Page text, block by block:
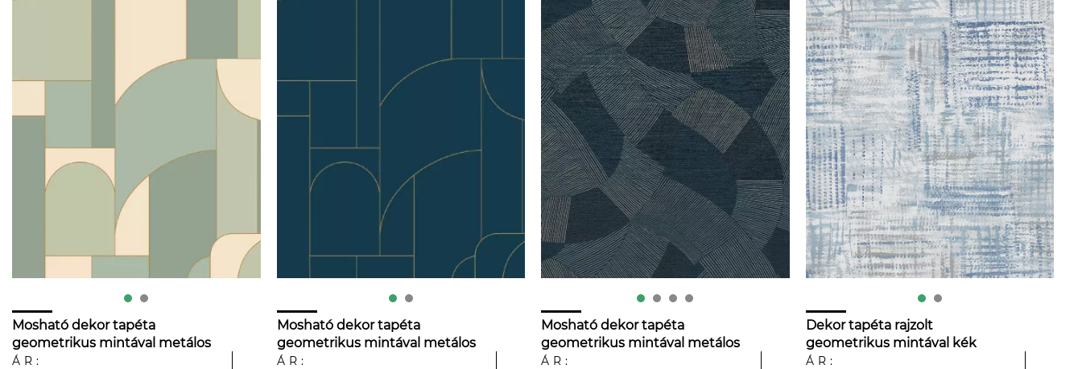
Mosható dekor tapéta
geometrikus mintával metálos
arany és világoskék színben
ÁR:
Mosható dekor tapéta
geometrikus mintával metálos
arany és sötétkék színben
ÁR:
Mosható dekor tapéta
geometrikus mintával metálos
ezüst és matrózkék színben
ÁR:
Dekor tapéta rajzolt
geometrikus mintával kék
színben
ÁR: